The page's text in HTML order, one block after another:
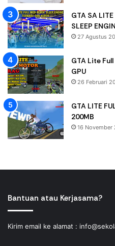
GTA SA
SLEEP
27 Agustus
GTA Lite
GPU
26 Februari
GTA LITE
200MB
16 November
Bantuan atau Kerjasama?
Kirim email ke alamat :